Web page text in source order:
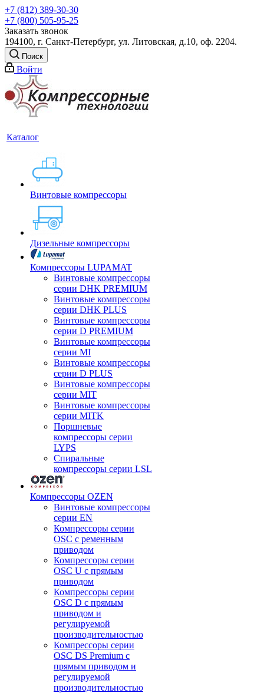
+7 (812) 389-30-30
+7 (800) 505-95-25
Заказать звонок
194100, г. Санкт-Петербург, ул. Литовская, д.10, оф. 2204.
Поиск
Войти
Каталог
Винтовые компрессоры
Дизельные компрессоры
Компрессоры LUPAMAT
Винтовые компрессоры
серии DHK PREMIUM
Винтовые компрессоры
серии DHK PLUS
Винтовые компрессоры
серии D PREMIUM
Винтовые компрессоры
серии MI
Винтовые компрессоры
серии D PLUS
Винтовые компрессоры
серии MIT
Винтовые компрессоры
серии MITK
Поршневые
компрессоры серии
LYPS
Спиральные
компрессоры серии LSL
Компрессоры OZEN
Винтовые компрессоры
серии EN
Компрессоры серии
OSC с ременным
приводом
Компрессоры серии
OSC U с прямым
приводом
Компрессоры серии
OSC D с прямым
приводом и
регулируемой
производительностью
Компрессоры серии
OSC DS Premium с
прямым приводом и
регулируемой
производительностью